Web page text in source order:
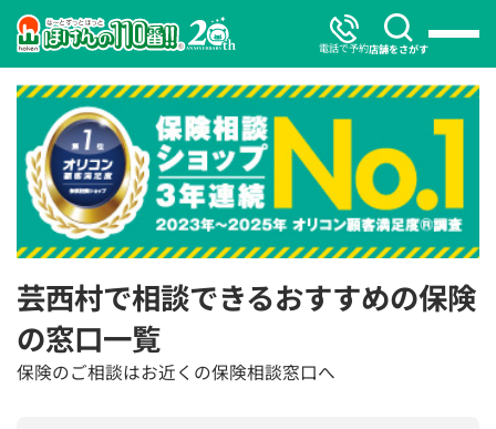
電話で予約店舗をさがす
芸西村で相談できるおすすめの保険
の窓口一覧
保険のご相談はお近くの保険相談窓口へ